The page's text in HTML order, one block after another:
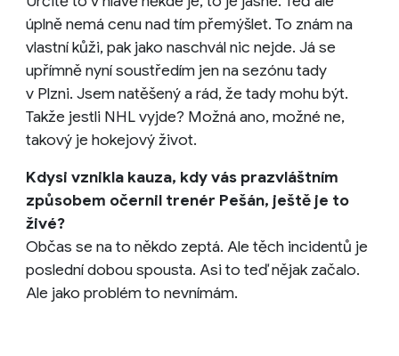
úplně nemá cenu nad tím přemýšlet. To znám na
vlastní kůži, pak jako naschvál nic nejde. Já se
upřímně nyní soustředím jen na sezónu tady
v Plzni. Jsem natěšený a rád, že tady mohu být.
Takže jestli NHL vyjde? Možná ano, možné ne,
takový je hokejový život.
Kdysi vznikla kauza, kdy vás prazvláštním
způsobem očernil trenér Pešán, ještě je to
živé?
Občas se na to někdo zeptá. Ale těch incidentů je
poslední dobou spousta. Asi to teď nějak začalo.
Ale jako problém to nevnímám.